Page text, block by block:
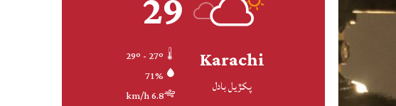
Karachi
پکڙيل بادل
71%
6.8 km/h